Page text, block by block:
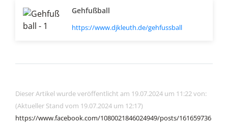
Gehfußball
https://www.djkleuth.de/gehfussball
Dieser Artikel wurde veröffentlicht am 19.07.2024 um 11:22 von:
(Aktueller Stand vom 19.07.2024 um 12:17)
https://www.facebook.com/1080021846024949/posts/161659736